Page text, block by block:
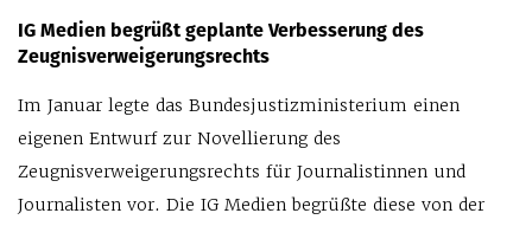
IG Medien begrüßt geplante Verbesserung des
Zeugnisverweigerungsrechts
Im Januar legte das Bundesjustizministerium einen
eigenen Entwurf zur Novellierung des
Zeugnisverweigerungsrechts für Journalistinnen und
Journalisten vor. Die IG Medien begrüßte diese von der